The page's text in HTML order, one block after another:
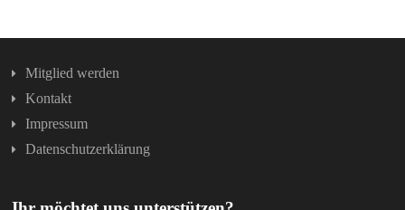
Mitglied werden
Kontakt
Impressum
Datenschutzerklärung